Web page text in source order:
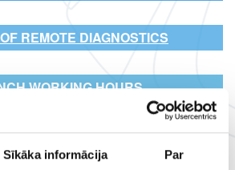
Sīkāka informācija Par
REMOTE DIAGNOSTICS
WORKING HOURS